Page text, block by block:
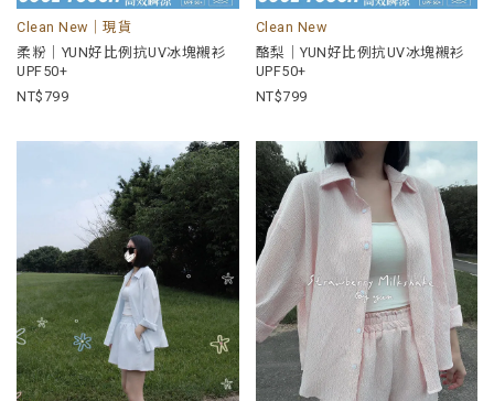
Clean New｜現貨
柔粉｜YUN好比例抗UV冰塊襯衫
UPF50+
799
Clean New
酪梨｜YUN好比例抗UV冰塊襯衫
UPF50+
799